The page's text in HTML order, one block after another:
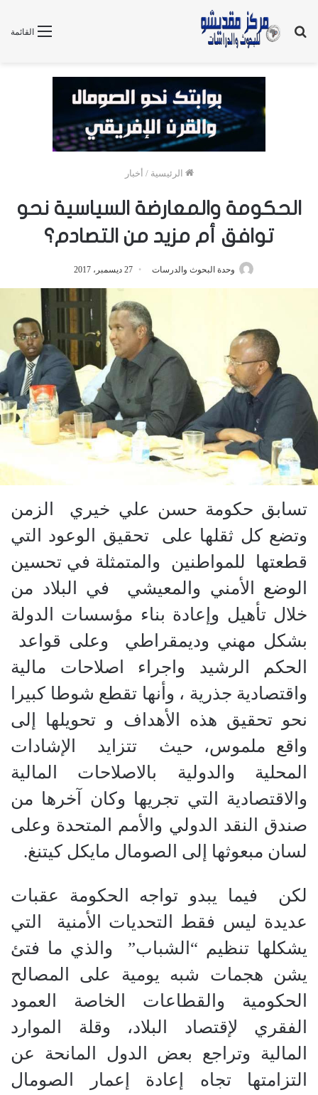
القائمة
بحث
الرئيسية / أخبار
الحكومة والمعارضة السياسية نحو
توافق أم مزيد من التصادم؟
وحدة البحوث والدرسات 27 ديسمبر، 2017
تسابق حكومة حسن علي خيري
الزمن
وتضع كل ثقلها على
تحقيق الوعود التي
قطعتها
للمواطنين
والمتمثلة في تحسين
الوضع الأمني والمعيشي
في البلاد من
خلال تأهيل وإعادة بناء مؤسسات الدولة
بشكل مهني وديمقراطي
وعلى قواعد
الحكم الرشيد واجراء اصلاحات مالية
واقتصادية جذرية ، وأنها تقطع شوطا كبيرا
نحو تحقيق هذه الأهداف و تحويلها إلى
واقع ملموس، حيث
تتزايد
الإشادات
المحلية والدولية بالاصلاحات المالية
والاقتصادية التي تجريها وكان آخرها من
صندق النقد الدولي والأمم المتحدة وعلى
لسان مبعوثها إلى الصومال مايكل كيتنغ.
لكن
فيما يبدو تواجه الحكومة عقبات
عديدة ليس فقط التحديات الأمنية
التي
يشكلها تنظيم “الشباب”
والذي ما فتئ
يشن هجمات شبه يومية على المصالح
الحكومية والقطاعات الخاصة العمود
الفقري لإقتصاد البلاد، وقلة الموارد
المالية وتراجع بعض الدول المانحة عن
التزامتها تجاه إعادة إعمار الصومال